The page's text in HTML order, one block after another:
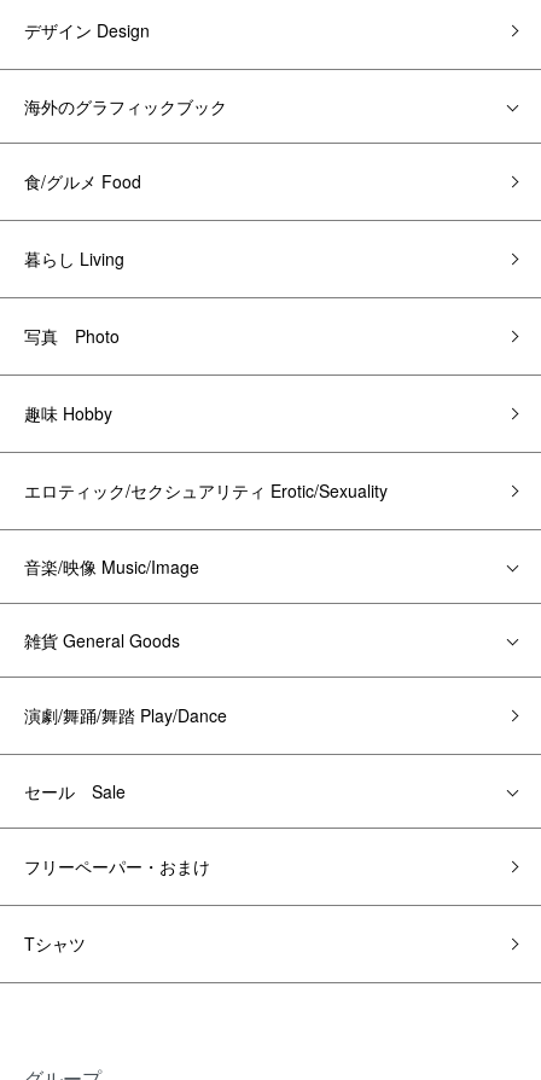
デザイン Design
海外のグラフィックブック
食/グルメ Food
暮らし Living
写真 Photo
趣味 Hobby
エロティック/セクシュアリティ Erotic/Sexuality
音楽/映像 Music/Image
雑貨 General Goods
演劇/舞踊/舞踏 Play/Dance
セール Sale
フリーペーパー・おまけ
Tシャツ